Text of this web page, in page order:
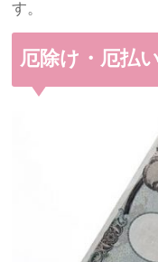
す。
厄除け・厄